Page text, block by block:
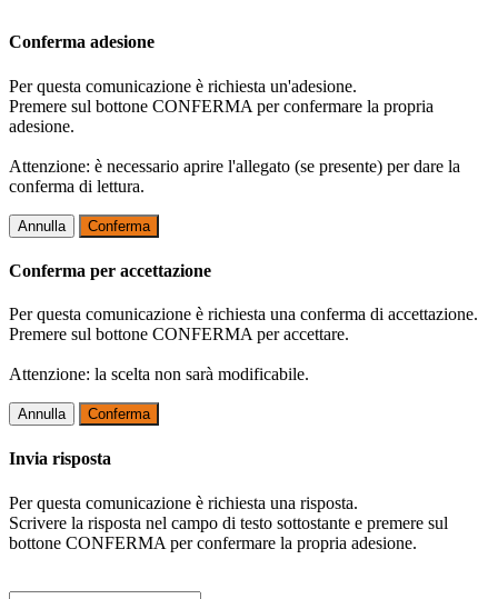
Conferma adesione
Per questa comunicazione è richiesta un'adesione.
Premere sul bottone CONFERMA per confermare la propria
adesione.
Attenzione: è necessario aprire l'allegato (se presente) per dare la
conferma di lettura.
Annulla Conferma
Conferma per accettazione
Per questa comunicazione è richiesta una conferma di accettazione.
Premere sul bottone CONFERMA per accettare.
Attenzione: la scelta non sarà modificabile.
Annulla Conferma
Invia risposta
Per questa comunicazione è richiesta una risposta.
Scrivere la risposta nel campo di testo sottostante e premere sul
bottone CONFERMA per confermare la propria adesione.